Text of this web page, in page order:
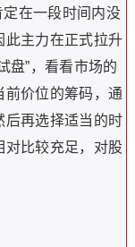
在一段时间内没
此主力在正式拉升
盘”，看看市场的
前价位的筹码，通
后再选择适当的时
对比较充足，对股